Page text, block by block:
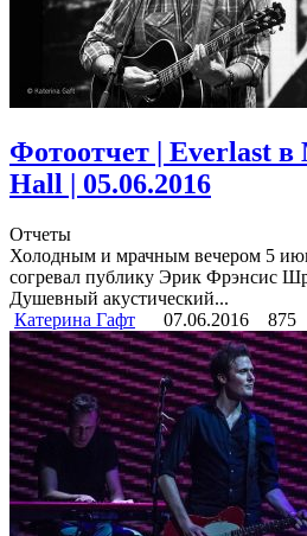
Фотоотчет | Everlast в
Hall | 05.06.2016
Отчеты
Холодным и мрачным вечером 5
согревал публику Эрик Фрэнсис
Душевный акустический...
Катерина Гафт
07.06.2016 875